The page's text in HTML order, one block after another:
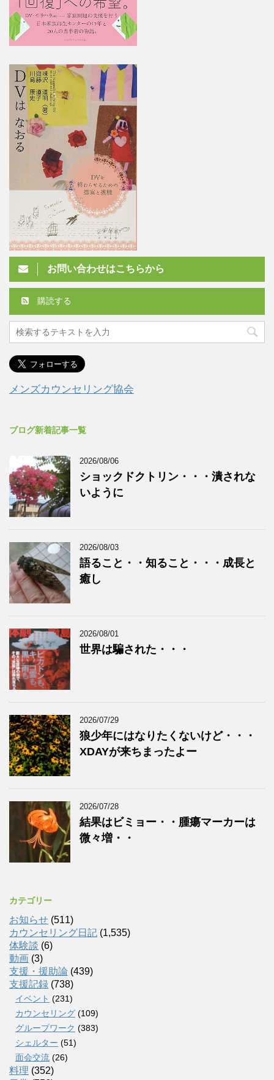
お問い合わせはこちらから
購読する
メンズカウンセリング協会
ブログ新着記事一覧
2026/08/06
ショックドクトリン・・・潰されな
いように
2026/08/03
語ること・・知ること・・・成長と
癒し
2026/08/01
世界は騙された・・・
2026/07/29
狼少年にはなりたくないけど・・・
XDAYが来ちまったよー
2026/07/28
結果はビミョー・・腫瘍マーカーは
微々増・・
カテゴリー
お知らせ (511)
カウンセリング日記 (1,535)
体験談 (6)
動画 (3)
支援・援助論 (439)
支援記録 (738)
イベント (231)
カウンセリング (109)
グループワーク (383)
シェルター (51)
面会交流 (26)
料理 (352)